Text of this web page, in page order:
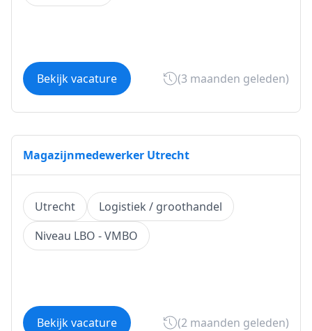
Bekijk vacature (3 maanden geleden)
Magazijnmedewerker Utrecht
Utrecht
Logistiek / groothandel
Niveau LBO - VMBO
Bekijk vacature (2 maanden geleden)